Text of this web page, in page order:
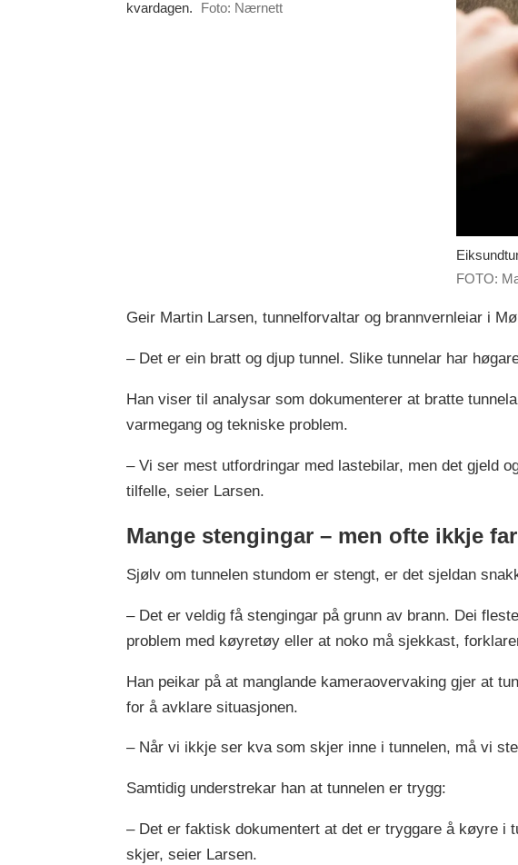
kvardagen.
Foto: Nærnett
FOTO:
Geir Martin Larsen, tunnelforvaltar og brannvernleiar i
– Det er ein bratt og djup tunnel. Slike tunnelar har
Han viser til analysar som dokumenterer at bratte
varmegang og tekniske problem.
– Vi ser mest utfordringar med lastebilar, men det gjeld
tilfelle, seier Larsen.
Mange stengingar – men ofte ikkje
Sjølv om tunnelen stundom er stengt, er det sjeldan
– Det er veldig få stengingar på grunn av brann. Dei
problem med køyretøy eller at noko må sjekkast,
Han peikar på at manglande kameraovervaking gjer at
for å avklare situasjonen.
– Når vi ikkje ser kva som skjer inne i tunnelen, må vi
Samtidig understrekar han at tunnelen er trygg:
– Det er faktisk dokumentert at det er tryggare å køyre i
skjer, seier Larsen.